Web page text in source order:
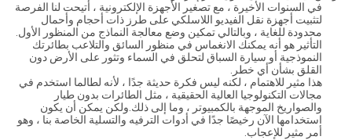
في السنوات الأخيرة ، مع تصغير الأجهزة الإلكترونية ، أتيحت لنا الفرصة
لتثبيت أجهزة نقل الفيديو اللاسلكي على طرز ذات أحجام وأحمال
محدودة للغاية ، وبالتالي تمكين وضع معالجة النماذج من المنظور الأول.
التأثير هو أنه يمكنك الانغماس في منظور السائق والتلاعب بطائرتك
النموذجية أو سيارة السباق لتحلق في السماء وتثور على الأرض دون
القلق بشأن أي خطر.
هذا مثير للاهتمام ، لكنه ليس فكرة حديثة جدًا ، لأنه لطالما استخدم في
مجالات التكنولوجيا العالية الحقيقية ، مثل الطائرات بدون طيار
والصواريخ الموجهة بالكمبيوتر ، وما إلى ذلك.ولكن يمكن أن يكون
استخدامها الآن رخيصًا جدًا في أدوات الترفيه والتسلية الخاصة بنا ، وهو
أمر مثير للإعجاب.